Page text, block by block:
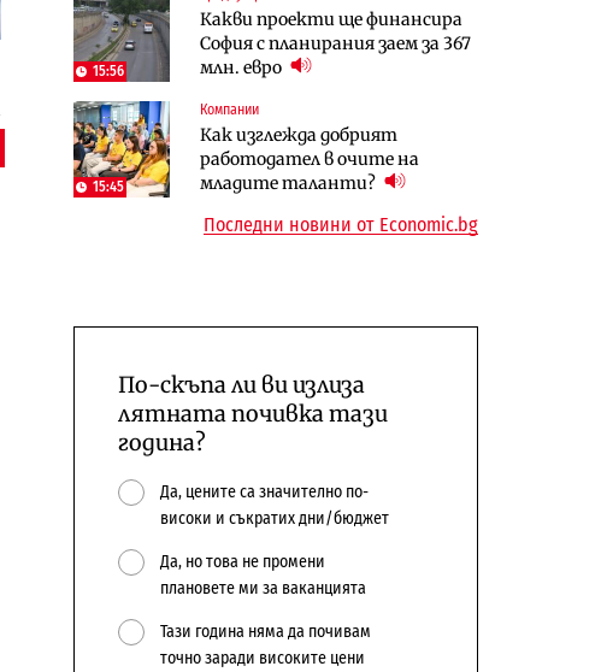
15:56
Какви проекти ще финансира
София с планирания заем за 367
млн. евро
15:45
Компании
Как изглежда добрият
работодател в очите на
младите таланти?
бюджетите си
To:know
цените в лева: Какво
предстои?
Компании
технологичните компании и
системните интегратори
Последни новини от Economic.bg
По-скъпа ли ви излиза
лятната почивка тази
година?
Да, цените са значително по-
високи и съкратих дни/бюджет
Да, но това не промени
плановете ми за ваканцията
Тази година няма да почивам
точно заради високите цени